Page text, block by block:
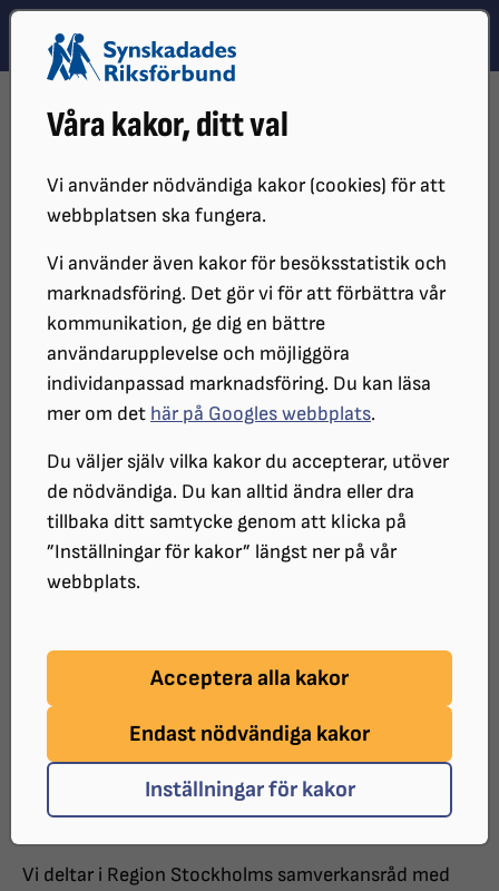
Våra kakor, ditt val
Vi använder nödvändiga kakor (cookies) för att
webbplatsen ska fungera.
Vi använder även kakor för besöksstatistik och
marknadsföring. Det gör vi för att förbättra vår
kommunikation, ge dig en bättre
användarupplevelse och möjliggöra
individanpassad marknadsföring. Du kan läsa
mer om det här på Googles webbplats.
Du väljer själv vilka kakor du accepterar, utöver
de nödvändiga. Du kan alltid ändra eller dra
tillbaka ditt samtycke genom att klicka på
”Inställningar för kakor” längst ner på vår
webbplats.
Acceptera alla kakor
Endast nödvändiga kakor
Inställningar för kakor
Hoppa till innehåll
Hoppa till hitta snabbt
DISTRIKT
SRF STOCKHOLM GOTLAND
Bildbyline: Klara Granberg
Kultur
Synskadades Riksförbund Stockholm
kulturutbud i våra regioner.
-Till sidan "Intressepolitiska frågor vi driver"
Stockholm Gotlands startsida
Hur vi arbetar
Vi deltar i Region Stockholms samverkansråd med